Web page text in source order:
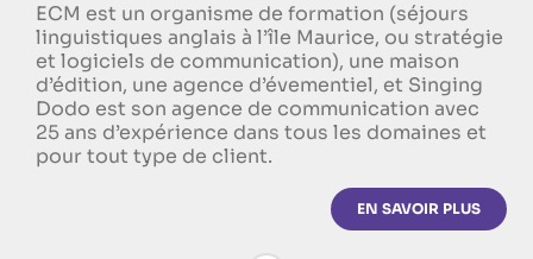
ECM est un organisme de formation (séjours
linguistiques anglais à l’île Maurice, ou stratégie
et logiciels de communication), une maison
d’édition, une agence d’évementiel, et Singing
Dodo est son agence de communication avec
25 ans d’expérience dans tous les domaines et
pour tout type de client.
EN SAVOIR PLUS